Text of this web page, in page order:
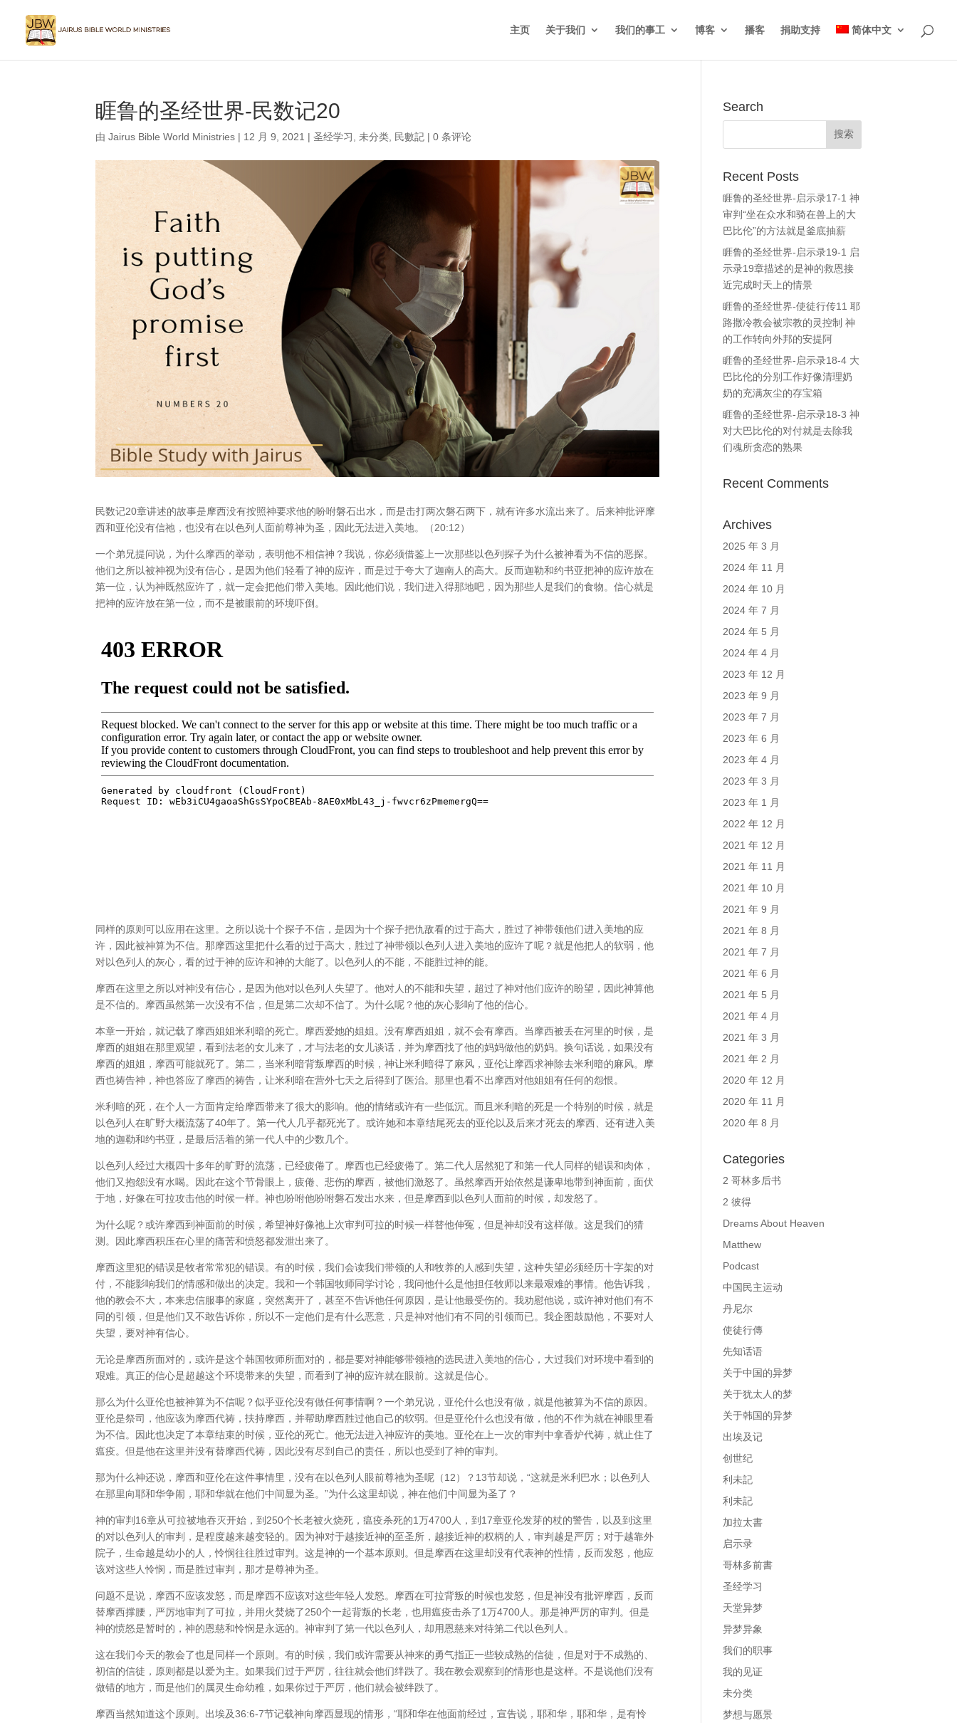
主页 关于我们 我们的事工 博客 播客 捐助支持 简体中文
睚鲁的圣经世界-民数记20
由Jairus Bible World Ministries | 12 月 9, 2021 |圣经学习 未分类 民數記 |0 条评论
民数记20章讲述的故事是摩西没有按照神要求他的吩咐磐石出水，而是击打两次磐石两下，就有许多水流出来了。后来神批评摩
西和亚伦没有信祂，也没有在以色列人面前尊神为圣，因此无法进入美地。（20:12）
一个弟兄提问说，为什么摩西的举动，表明他不相信神？我说，你必须借鉴上一次那些以色列探子为什么被神看为不信的恶探。
他们之所以被神视为没有信心，是因为他们轻看了神的应许，而是过于夸大了迦南人的高大。反而迦勒和约书亚把神的应许放在
第一位，认为神既然应许了，就一定会把他们带入美地。因此他们说，我们进入得那地吧，因为那些人是我们的食物。信心就是
把神的应许放在第一位，而不是被眼前的环境吓倒。
同样的原则可以应用在这里。之所以说十个探子不信，是因为十个探子把仇敌看的过于高大，胜过了神带领他们进入美地的应
许，因此被神算为不信。那摩西这里把什么看的过于高大，胜过了神带领以色列人进入美地的应许了呢？就是他把人的软弱，他
对以色列人的灰心，看的过于神的应许和神的大能了。以色列人的不能，不能胜过神的能。
摩西在这里之所以对神没有信心，是因为他对以色列人失望了。他对人的不能和失望，超过了神对他们应许的盼望，因此神算他
是不信的。摩西虽然第一次没有不信，但是第二次却不信了。为什么呢？他的灰心影响了他的信心。
本章一开始，就记载了摩西姐姐米利暗的死亡。摩西爱她的姐姐。没有摩西姐姐，就不会有摩西。当摩西被丢在河里的时候，是
摩西的姐姐在那里观望，看到法老的女儿来了，才与法老的女儿谈话，并为摩西找了他的妈妈做他的奶妈。换句话说，如果没有
摩西的姐姐，摩西可能就死了。第二，当米利暗背叛摩西的时候，神让米利暗得了麻风，亚伦让摩西求神除去米利暗的麻风。摩
西也祷告神，神也答应了摩西的祷告，让米利暗在营外七天之后得到了医治。那里也看不出摩西对他姐姐有任何的怨恨。
米利暗的死，在个人一方面肯定给摩西带来了很大的影响。他的情绪或许有一些低沉。而且米利暗的死是一个特别的时候，就是
以色列人在旷野大概流荡了40年了。第一代人几乎都死光了。或许她和本章结尾死去的亚伦以及后来才死去的摩西、还有进入美
地的迦勒和约书亚，是最后活着的第一代人中的少数几个。
以色列人经过大概四十多年的旷野的流荡，已经疲倦了。摩西也已经疲倦了。第二代人居然犯了和第一代人同样的错误和肉体，
他们又抱怨没有水喝。因此在这个节骨眼上，疲倦、悲伤的摩西，被他们激怒了。虽然摩西开始依然是谦卑地带到神面前，面伏
于地，好像在可拉攻击他的时候一样。神也吩咐他吩咐磐石发出水来，但是摩西到以色列人面前的时候，却发怒了。
为什么呢？或许摩西到神面前的时候，希望神好像祂上次审判可拉的时候一样替他伸冤，但是神却没有这样做。这是我们的猜
测。因此摩西积压在心里的痛苦和愤怒都发泄出来了。
摩西这里犯的错误是牧者常常犯的错误。有的时候，我们会读我们带领的人和牧养的人感到失望，这种失望必须经历十字架的对
付，不能影响我们的情感和做出的决定。我和一个韩国牧师同学讨论，我问他什么是他担任牧师以来最艰难的事情。他告诉我，
他的教会不大，本来忠信服事的家庭，突然离开了，甚至不告诉他任何原因，是让他最受伤的。我劝慰他说，或许神对他们有不
同的引领，但是他们又不敢告诉你，所以不一定他们是有什么恶意，只是神对他们有不同的引领而已。我企图鼓励他，不要对人
失望，要对神有信心。
无论是摩西所面对的，或许是这个韩国牧师所面对的，都是要对神能够带领祂的选民进入美地的信心，大过我们对环境中看到的
艰难。真正的信心是超越这个环境带来的失望，而看到了神的应许就在眼前。这就是信心。
那么为什么亚伦也被神算为不信呢？似乎亚伦没有做任何事情啊？一个弟兄说，亚伦什么也没有做，就是他被算为不信的原因。
亚伦是祭司，他应该为摩西代祷，扶持摩西，并帮助摩西胜过他自己的软弱。但是亚伦什么也没有做，他的不作为就在神眼里看
为不信。因此也决定了本章结束的时候，亚伦的死亡。他无法进入神应许的美地。亚伦在上一次的审判中拿香炉代祷，就止住了
瘟疫。但是他在这里并没有替摩西代祷，因此没有尽到自己的责任，所以也受到了神的审判。
那为什么神还说，摩西和亚伦在这件事情里，没有在以色列人眼前尊祂为圣呢（12）？13节却说，“这就是米利巴水；以色列人
在那里向耶和华争闹，耶和华就在他们中间显为圣。”为什么这里却说，神在他们中间显为圣了？
神的审判16章从可拉被地吞灭开始，到250个长老被火烧死，瘟疫杀死的1万4700人，到17章亚伦发芽的杖的警告，以及到这里
的对以色列人的审判，是程度越来越变轻的。因为神对于越接近神的至圣所，越接近神的权柄的人，审判越是严厉；对于越靠外
院子，生命越是幼小的人，怜悯往往胜过审判。这是神的一个基本原则。但是摩西在这里却没有代表神的性情，反而发怒，他应
该对这些人怜悯，而是胜过审判，那才是尊神为圣。
问题不是说，摩西不应该发怒，而是摩西不应该对这些年轻人发怒。摩西在可拉背叛的时候也发怒，但是神没有批评摩西，反而
替摩西撑腰，严厉地审判了可拉，并用火焚烧了250个一起背叛的长老，也用瘟疫击杀了1万4700人。那是神严厉的审判。但是
神的愤怒是暂时的，神的恩慈和怜悯是永远的。神审判了第一代以色列人，却用恩慈来对待第二代以色列人。
这在我们今天的教会了也是同样一个原则。有的时候，我们或许需要从神来的勇气指正一些较成熟的信徒，但是对于不成熟的、
初信的信徒，原则都是以爱为主。如果我们过于严厉，往往就会他们绊跌了。我在教会观察到的情形也是这样。不是说他们没有
做错的地方，而是他们的属灵生命幼稚，如果你过于严厉，他们就会被绊跌了。
摩西当然知道这个原则。出埃及36:6-7节记载神向摩西显现的情形，“耶和华在他面前经过，宣告说，耶和华，耶和华，是有怜
Search
Recent Posts
睚鲁的圣经世界-启示录17-1 神
审判“坐在众水和骑在兽上的大
巴比伦”的方法就是釜底抽薪
睚鲁的圣经世界-启示录19-1 启
示录19章描述的是神的救恩接
近完成时天上的情景
睚鲁的圣经世界-使徒行传11 耶
路撒冷教会被宗教的灵控制 神
的工作转向外邦的安提阿
睚鲁的圣经世界-启示录18-4 大
巴比伦的分别工作好像清理奶
奶的充满灰尘的存宝箱
睚鲁的圣经世界-启示录18-3 神
对大巴比伦的对付就是去除我
们魂所贪恋的熟果
Recent Comments
Archives
2025 年 3 月
2024 年 11 月
2024 年 10 月
2024 年 7 月
2024 年 5 月
2024 年 4 月
2023 年 12 月
2023 年 9 月
2023 年 7 月
2023 年 6 月
2023 年 4 月
2023 年 3 月
2023 年 1 月
2022 年 12 月
2021 年 12 月
2021 年 11 月
2021 年 10 月
2021 年 9 月
2021 年 8 月
2021 年 7 月
2021 年 6 月
2021 年 5 月
2021 年 4 月
2021 年 3 月
2021 年 2 月
2020 年 12 月
2020 年 11 月
2020 年 8 月
Categories
2 哥林多后书
2 彼得
Dreams About Heaven
Matthew
Podcast
中国民主运动
丹尼尔
使徒行傳
先知话语
关于中国的异梦
关于犹太人的梦
关于韩国的异梦
出埃及记
创世纪
利未記
利未記
加拉太書
启示录
哥林多前書
圣经学习
天堂异梦
异梦异象
我们的职事
我的见证
未分类
梦想与愿景